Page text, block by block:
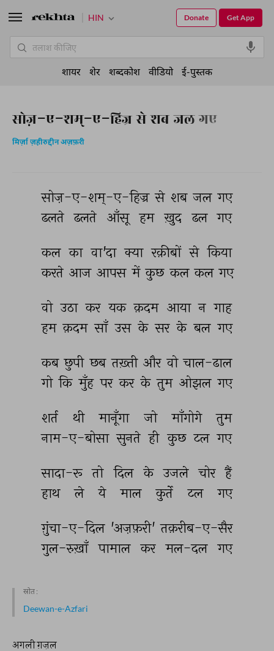
सोज़-ए-शम्-ए-हिज्र से शब जल गए
मिर्ज़ा ज़हीरुद्दीन अज़फ़री
सोज़-ए-शम्-ए-हिज्र से शब जल गए
ढलते ढलते आँसू हम ख़ुद ढल गए
कल का वा'दा क्या रक़ीबों से किया
करते आज आपस में कुछ कल कल गए
वो उठा कर यक क़दम आया न गाह
हम क़दम साँ उस के सर के बल गए
कब छुपी छब तख़्ती और वो चाल-ढाल
गो कि मुँह पर कर के तुम ओझल गए
शर्त थी मानूँगा जो माँगोगे
तुम
नाम-ए-बोसा सुनते ही कुछ टल गए
सादा-रू तो दिल के उजले चोर हैं
हाथ
ले ये माल कुर्ते टल गए
ग़ुंचा-ए-दिल 'अज़फ़री' तक़रीब-ए-सैर
गुल-रुख़ाँ पामाल कर मल-दल गए
स्रोत :
Deewan-e-Azfari
अगली ग़ज़ल
HIN Get App
Donate
शायर शेर शब्दकोश वीडियो ई-पुस्तक